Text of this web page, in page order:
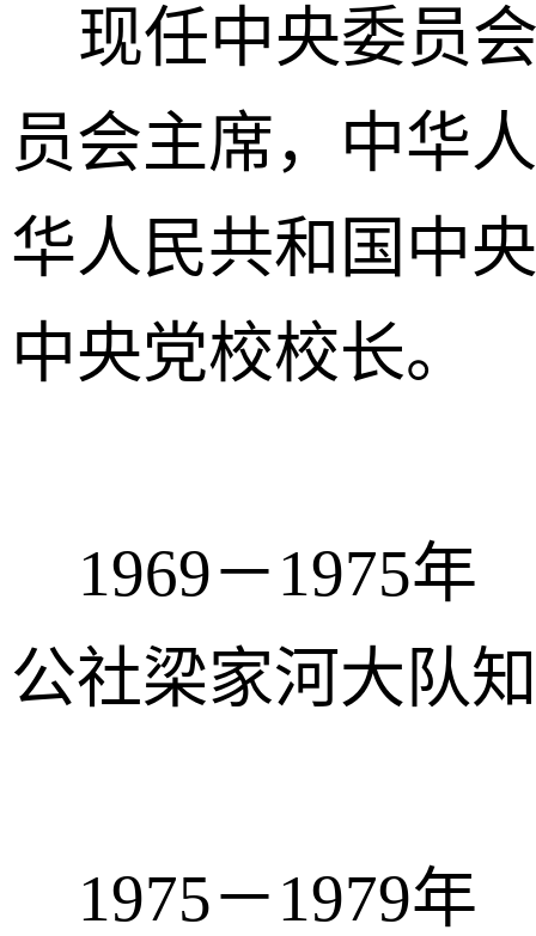
现任中央委员
员会主席，中华
华人民共和国中
中央党校校长。
1969－1975年
公社梁家河大队
1975－1979年